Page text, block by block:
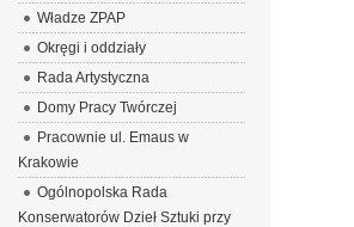
Władze ZPAP
Okręgi i oddziały
Rada Artystyczna
Domy Pracy Twórczej
Pracownie ul. Emaus w
Krakowie
Ogólnopolska Rada
Konserwatorów Dzieł Sztuki przy